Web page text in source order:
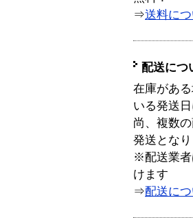
⇒送料に
配送につ
在庫があ
いる発送
尚、複数
発送となり
※配送業者
けます
⇒配送に